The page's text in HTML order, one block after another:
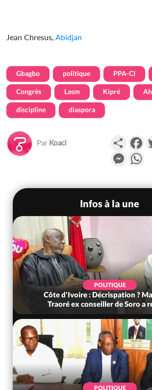
Jean Chresus, Abidjan
Gbagbo politique PPA-CI
Congrès Lasm Kipré
discipline diaspora
Par Koaci
Infos à la une
POLITIQUE
Côte d'Ivoire : Décrispation ?
Traoré ex conseiller de Soro a
POLITIQUE